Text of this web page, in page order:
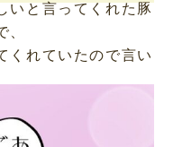
いと言ってくれた豚
くれていたので言い